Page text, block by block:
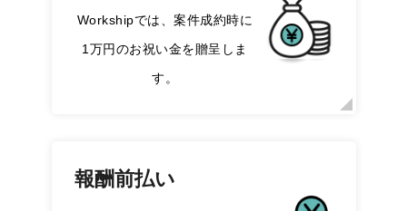
Workshipでは、案件成約時に
1万円のお祝い金を贈呈しま
す。
報酬前払い